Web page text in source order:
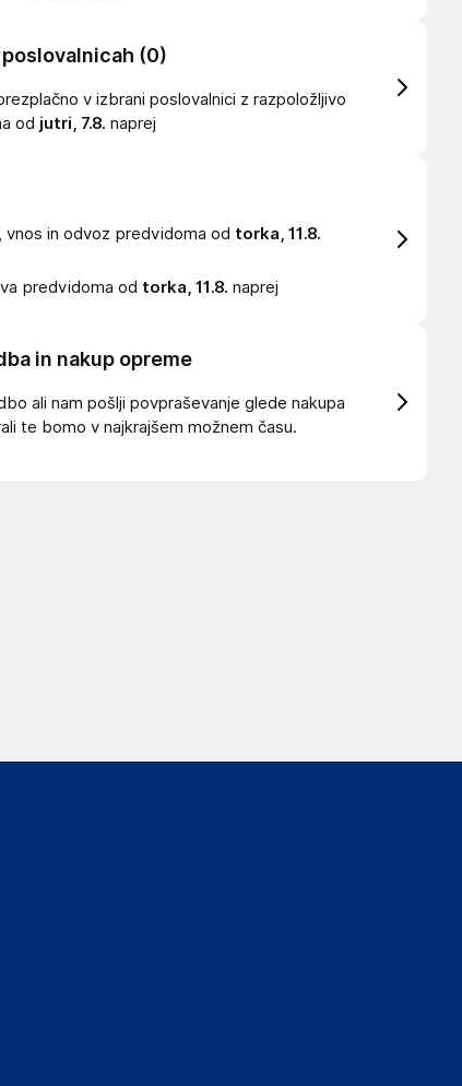
(0)
v izbrani poslovalnici z razpoložljivo
od jutri, 7.8. naprej
vnos in odvoz predvidoma od torka, 11.8.
predvidoma od torka, 11.8. naprej
in nakup opreme
ali nam pošlji povpraševanje glede nakupa
te bomo v najkrajšem možnem času.